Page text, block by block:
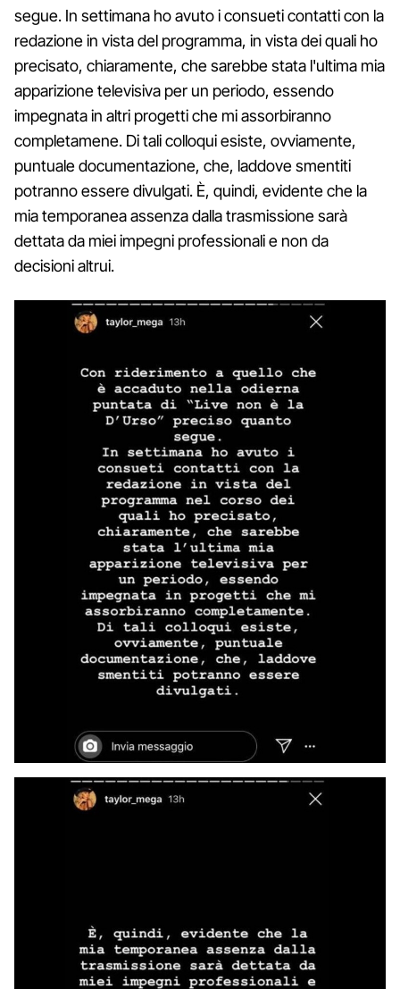
segue. In settimana ho avuto i consueti contatti con la
redazione in vista del programma, in vista dei quali ho
precisato, chiaramente, che sarebbe stata l'ultima mia
apparizione televisiva per un periodo, essendo
impegnata in altri progetti che mi assorbiranno
completamene. Di tali colloqui esiste, ovviamente,
puntuale documentazione, che, laddove smentiti
potranno essere divulgati. È, quindi, evidente che la
mia temporanea assenza dalla trasmissione sarà
dettata da miei impegni professionali e non da
decisioni altrui.